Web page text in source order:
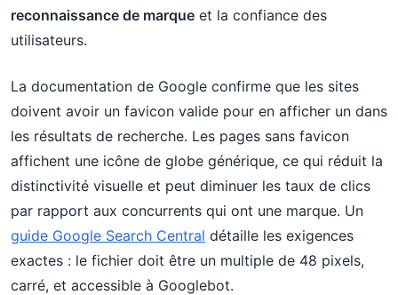
reconnaissance de marque et la confiance des
utilisateurs.
La documentation de Google confirme que les sites
doivent avoir un favicon valide pour en afficher un dans
les résultats de recherche. Les pages sans favicon
affichent une icône de globe générique, ce qui réduit la
distinctivité visuelle et peut diminuer les taux de clics
par rapport aux concurrents qui ont une marque. Un
guide Google Search Central détaille les exigences
exactes : le fichier doit être un multiple de 48 pixels,
carré, et accessible à Googlebot.